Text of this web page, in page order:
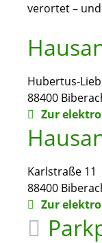
verortet –
Hubertus-
88400
Zur
Karlstraße 11
88400
Zur